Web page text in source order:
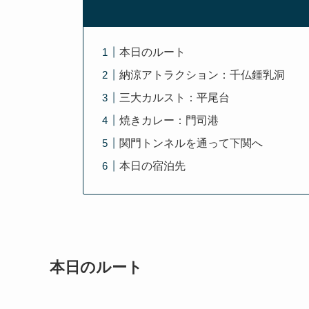
本日のルート
納涼アトラクション：千仏鍾乳洞
三大カルスト：平尾台
焼きカレー：門司港
関門トンネルを通って下関へ
本日の宿泊先
本日のルート